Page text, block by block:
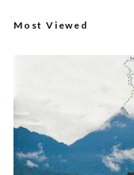
Most Viewed